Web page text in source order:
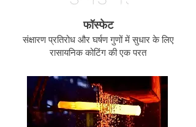
फॉस्फेट
संक्षारण प्रतिरोध और घर्षण गुणों में सुधार के लिए
रासायनिक कोटिंग की एक परत